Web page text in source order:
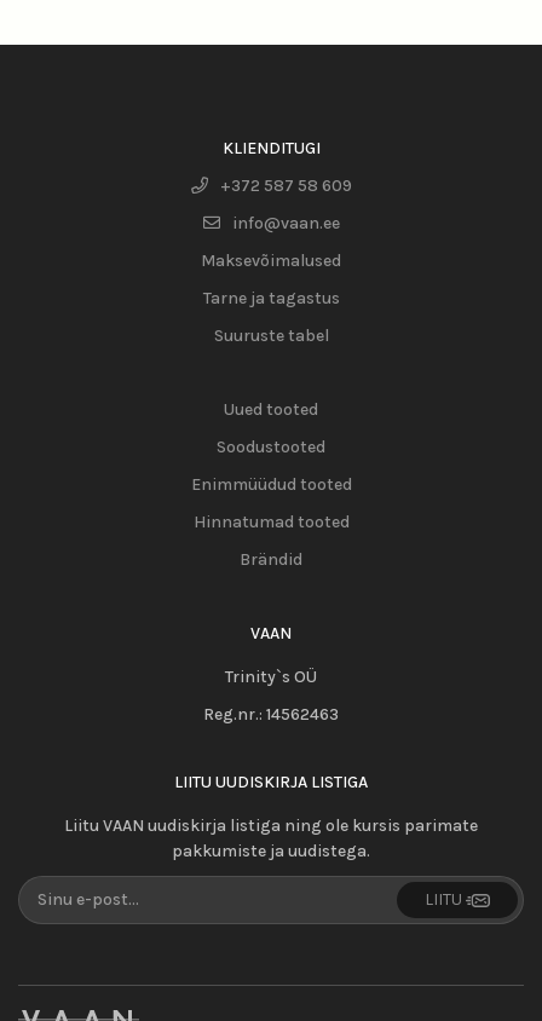
KLIENDITUGI
+372 587 58 609
info@vaan.ee
Maksevõimalused
Tarne ja tagastus
Suuruste tabel
Uued tooted
Soodustooted
Enimmüüdud tooted
Hinnatumad tooted
Brändid
VAAN
Trinity`s OÜ
Reg.nr.: 14562463
LIITU UUDISKIRJA LISTIGA
Liitu VAAN uudiskirja listiga ning ole kursis parimate
pakkumiste ja uudistega.
LIITU